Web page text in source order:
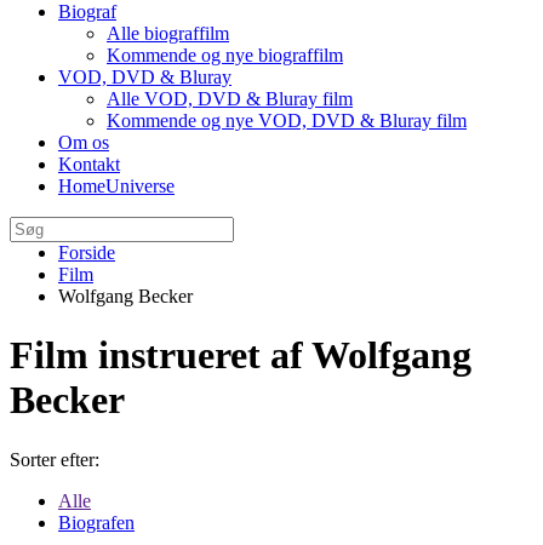
Biograf
Alle biograffilm
Kommende og nye biograffilm
VOD, DVD & Bluray
Alle VOD, DVD & Bluray film
Kommende og nye VOD, DVD & Bluray film
Om os
Kontakt
HomeUniverse
Forside
Film
Wolfgang Becker
Film instrueret af Wolfgang
Becker
Sorter efter:
Alle
Biografen